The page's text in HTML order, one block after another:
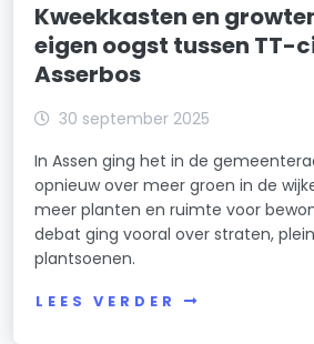
Kweekkasten en
eigen oogst tussen TT-
Asserbos
30 september 2025
In Assen ging het in de
opnieuw over meer groen in de
meer planten en ruimte voor
debat ging vooral over straten,
plantsoenen.
LEES VERDER